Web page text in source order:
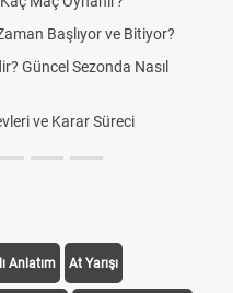
Başlıyor ve Bitiyor?
Güncel Sezonda Nasıl
ve Karar Süreci
Anlatım At Yarışı